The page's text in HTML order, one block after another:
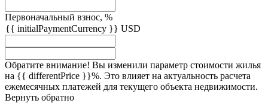
Первоначальный взнос, %
{{ initialPaymentCurrency }} USD
Обратите внимание! Вы изменили параметр стоимости жилья
на {{ differentPrice }}%. Это влияет на актуальность расчета
ежемесячных платежей для текущего объекта недвижимости.
Вернуть обратно